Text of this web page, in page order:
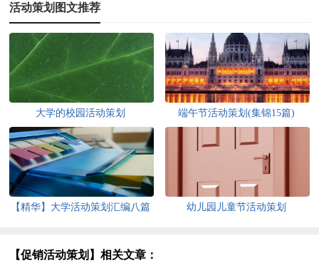
活动策划图文推荐
大学的校园活动策划 端午节活动策划(集锦15篇)
【精华】大学活动策划汇编八篇 幼儿园儿童节活动策划
【促销活动策划】相关文章：